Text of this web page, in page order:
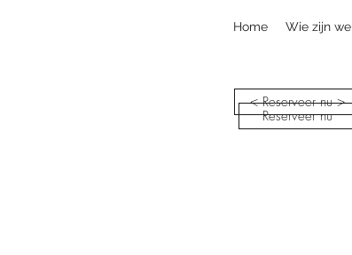
Home Wie zijn we
< Reserveer nu >
Reserveer nu